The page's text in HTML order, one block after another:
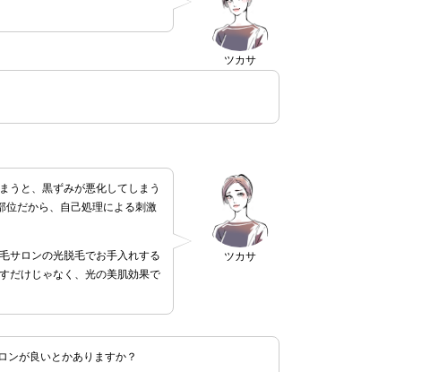
ツカサ
ツカサ
うと、黒ずみが悪化してしまう
位だから、自己処理による刺激
サロンの光脱毛でお手入れする
だけじゃなく、光の美肌効果で
ンが良いとかありますか？